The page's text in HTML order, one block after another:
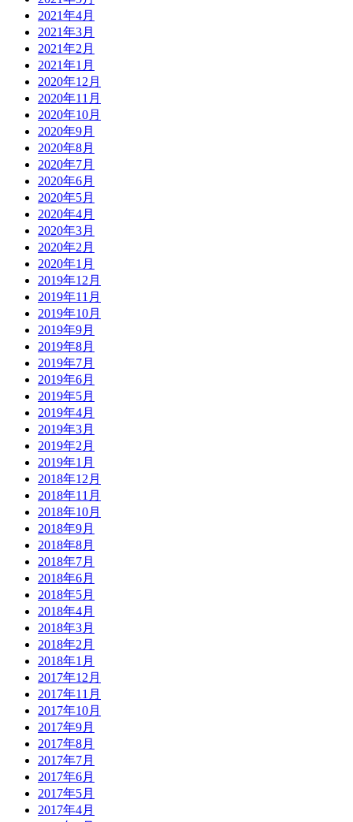
2021年4月
2021年3月
2021年2月
2021年1月
2020年12月
2020年11月
2020年10月
2020年9月
2020年8月
2020年7月
2020年6月
2020年5月
2020年4月
2020年3月
2020年2月
2020年1月
2019年12月
2019年11月
2019年10月
2019年9月
2019年8月
2019年7月
2019年6月
2019年5月
2019年4月
2019年3月
2019年2月
2019年1月
2018年12月
2018年11月
2018年10月
2018年9月
2018年8月
2018年7月
2018年6月
2018年5月
2018年4月
2018年3月
2018年2月
2018年1月
2017年12月
2017年11月
2017年10月
2017年9月
2017年8月
2017年7月
2017年6月
2017年5月
2017年4月